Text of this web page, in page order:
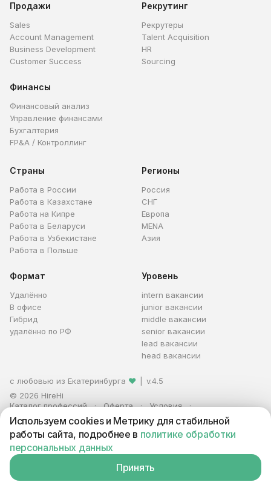
Вакансия находится в архиве
Продажи
Sales
Account Management
Business Development
Customer Success
Рекрутинг
Рекрутеры
Talent Acquisition
HR
Sourcing
Финансы
Финансовый анализ
Управление финансами
Бухгалтерия
FP&A / Контроллинг
Страны
Работа в России
Работа в Казахстане
Работа на Кипре
Работа в Беларуси
Работа в Узбекистане
Работа в Польше
Регионы
Россия
СНГ
Европа
MENA
Азия
Формат
Удалённо
В офисе
Гибрид
удалённо по РФ
Уровень
intern вакансии
junior вакансии
middle вакансии
senior вакансии
lead вакансии
head вакансии
с любовью из Екатеринбурга ❤
v.4.5
© 2026 HireHi
Каталог профессий
Оферта
Условия
Персональные данные
Реклама
ИП Захаров Антон Алексеевич · ИНН 663005711880 · ОГРНИП
321665800059102
Используем cookies и Метрику для стабильной
работы сайта, подробнее в политике обработки
персональных данных
Принять